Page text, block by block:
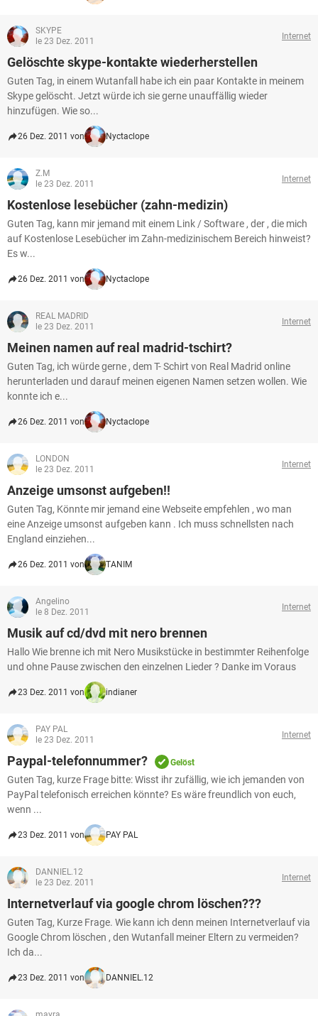
SKYPE
le 23 Dez. 2011
Internet
Gelöschte skype-kontakte wiederherstellen
Guten Tag, in einem Wutanfall habe ich ein paar Kontakte in meinem
Skype gelöscht. Jetzt würde ich sie gerne unauffällig wieder
hinzufügen. Wie so...
26 Dez. 2011 von Nyctaclope
Z.M
le 23 Dez. 2011
Internet
Kostenlose lesebücher (zahn-medizin)
Guten Tag, kann mir jemand mit einem Link / Software , der , die mich
auf Kostenlose Lesebücher im Zahn-medizinischem Bereich hinweist?
Es w...
26 Dez. 2011 von Nyctaclope
REAL MADRID
le 23 Dez. 2011
Internet
Meinen namen auf real madrid-tschirt?
Guten Tag, ich würde gerne , dem T- Schirt von Real Madrid online
herunterladen und darauf meinen eigenen Namen setzen wollen. Wie
konnte ich e...
26 Dez. 2011 von Nyctaclope
LONDON
le 23 Dez. 2011
Internet
Anzeige umsonst aufgeben!!
Guten Tag, Könnte mir jemand eine Webseite empfehlen , wo man
eine Anzeige umsonst aufgeben kann . Ich muss schnellsten nach
England einziehen...
26 Dez. 2011 von TANIM
Angelino
le 8 Dez. 2011
Internet
Musik auf cd/dvd mit nero brennen
Hallo Wie brenne ich mit Nero Musikstücke in bestimmter Reihenfolge
und ohne Pause zwischen den einzelnen Lieder ? Danke im Voraus
23 Dez. 2011 von indianer
PAY PAL
le 23 Dez. 2011
Internet
Paypal-telefonnummer? Gelöst
Guten Tag, kurze Frage bitte: Wisst ihr zufällig, wie ich jemanden von
PayPal telefonisch erreichen könnte? Es wäre freundlich von euch,
wenn ...
23 Dez. 2011 von PAY PAL
DANNIEL.12
le 23 Dez. 2011
Internet
Internetverlauf via google chrom löschen???
Guten Tag, Kurze Frage. Wie kann ich denn meinen Internetverlauf via
Google Chrom löschen , den Wutanfall meiner Eltern zu vermeiden?
Ich da...
23 Dez. 2011 von DANNIEL.12